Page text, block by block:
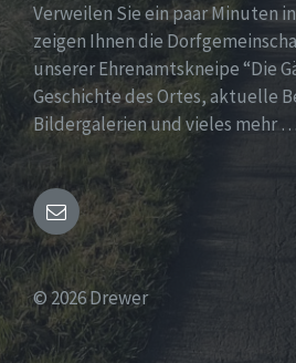
Verweilen Sie ein paar Minuten
zeigen Ihnen die
unserer Ehrenamtskneipe “Die
Geschichte des Ortes, aktuelle
Bildergalerien und vieles mehr
Email
© 2026 Drewer